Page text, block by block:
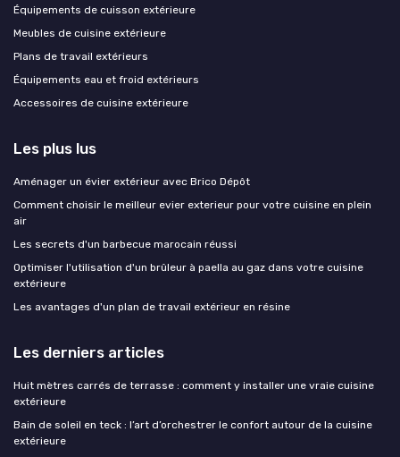
Équipements de cuisson extérieure
Meubles de cuisine extérieure
Plans de travail extérieurs
Équipements eau et froid extérieurs
Accessoires de cuisine extérieure
Les plus lus
Aménager un évier extérieur avec Brico Dépôt
Comment choisir le meilleur evier exterieur pour votre cuisine en plein
air
Les secrets d'un barbecue marocain réussi
Optimiser l'utilisation d'un brûleur à paella au gaz dans votre cuisine
extérieure
Les avantages d'un plan de travail extérieur en résine
Les derniers articles
Huit mètres carrés de terrasse : comment y installer une vraie cuisine
extérieure
Bain de soleil en teck : l’art d’orchestrer le confort autour de la cuisine
extérieure